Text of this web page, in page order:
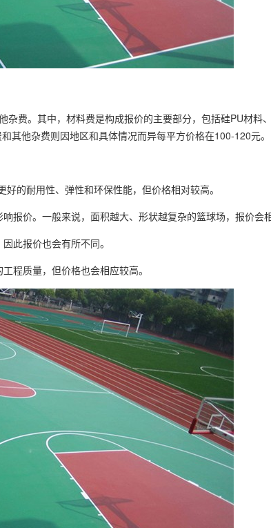
费。其中，材料费是构成报价的主要部分，包括硅PU材料
其他杂费则因地区和具体情况而异每平方价格在100-120元。
的耐用性、弹性和环保性能，但价格相对较高。
价。一般来说，面积越大、形状越复杂的篮球场，报价会相
此报价也会有所不同。
质量，但价格也会相应较高。